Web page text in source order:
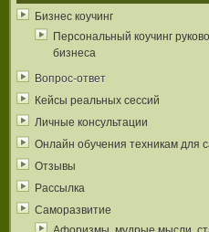
Бизнес коучинг
Персональный коучинг
бизнеса
Вопрос-ответ
Кейсы реальных сессий
Личные консультации
Онлайн обучения техникам для
Отзывы
Рассылка
Саморазвитие
Афоризмы, мудрые мысли,